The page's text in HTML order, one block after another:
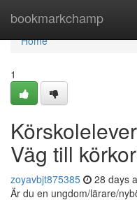
bookmarkchamp
Home
Home
1
Väg till
zoyavbjt875385 28 days
Är du en ungdom/lärare/